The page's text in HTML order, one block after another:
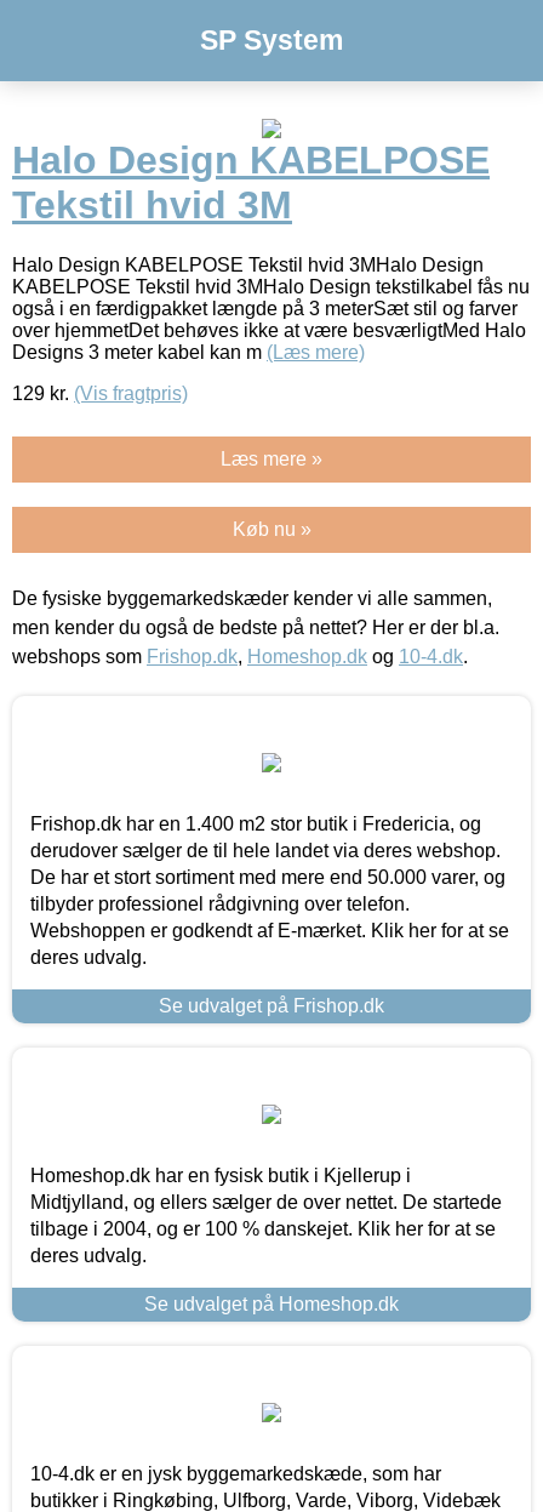
SP System
Halo Design KABELPOSE
Tekstil hvid 3M
Halo Design KABELPOSE Tekstil hvid 3MHalo Design
KABELPOSE Tekstil hvid 3MHalo Design tekstilkabel fås nu
også i en færdigpakket længde på 3 meterSæt stil og farver
over hjemmetDet behøves ikke at være besværligtMed Halo
Designs 3 meter kabel kan m (Læs mere)
129 kr. (Vis fragtpris)
Læs mere »
Køb nu »
De fysiske byggemarkedskæder kender vi alle sammen,
men kender du også de bedste på nettet? Her er der bl.a.
webshops som Frishop.dk, Homeshop.dk og 10-4.dk.
Frishop.dk har en 1.400 m2 stor butik i Fredericia, og
derudover sælger de til hele landet via deres webshop.
De har et stort sortiment med mere end 50.000 varer, og
tilbyder professionel rådgivning over telefon.
Webshoppen er godkendt af E-mærket. Klik her for at se
deres udvalg.
Se udvalget på Frishop.dk
Homeshop.dk har en fysisk butik i Kjellerup i
Midtjylland, og ellers sælger de over nettet. De startede
tilbage i 2004, og er 100 % danskejet. Klik her for at se
deres udvalg.
Se udvalget på Homeshop.dk
10-4.dk er en jysk byggemarkedskæde, som har
butikker i Ringkøbing, Ulfborg, Varde, Viborg, Videbæk